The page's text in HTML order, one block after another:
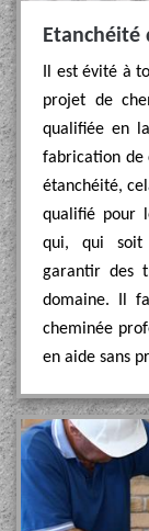
Etanchéité
Il est évité à
projet de
qualifiée en
fabrication de
étanchéité,
qualifié pour
qui, qui soit
garantir des
domaine. Il
cheminée
en aide sans